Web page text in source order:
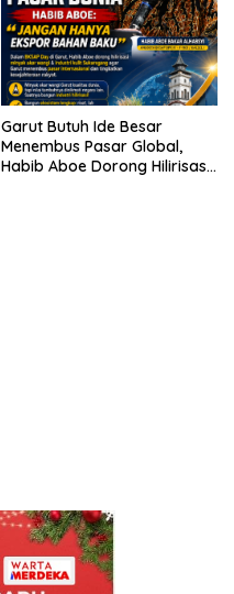
Garut Butuh Ide Besar
Menembus Pasar Global,
Habib Aboe Dorong Hilirisasi